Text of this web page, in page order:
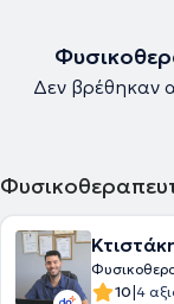
Δεν βρέθηκαν
10|4